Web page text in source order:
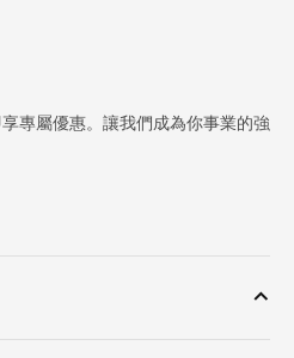
專屬優惠。讓我們成為你事業的強